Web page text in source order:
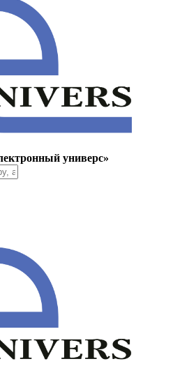
универс»